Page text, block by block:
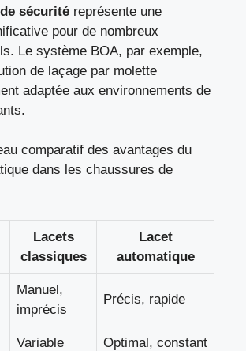
sécurité représente une
pour de nombreux
Le système BOA, par exemple,
de laçage par molette
adaptée aux environnements de
comparatif des avantages du
dans les chaussures de
Lacets
classiques
Lacet
automatique
Manuel,
imprécis
Précis, rapide
Variable Optimal, constant